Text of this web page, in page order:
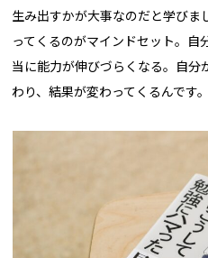
生み出すかが大事なのだと学びま
ってくるのがマインドセット。
当に能力が伸びづらくなる。自分
わり、結果が変わってくるんです。